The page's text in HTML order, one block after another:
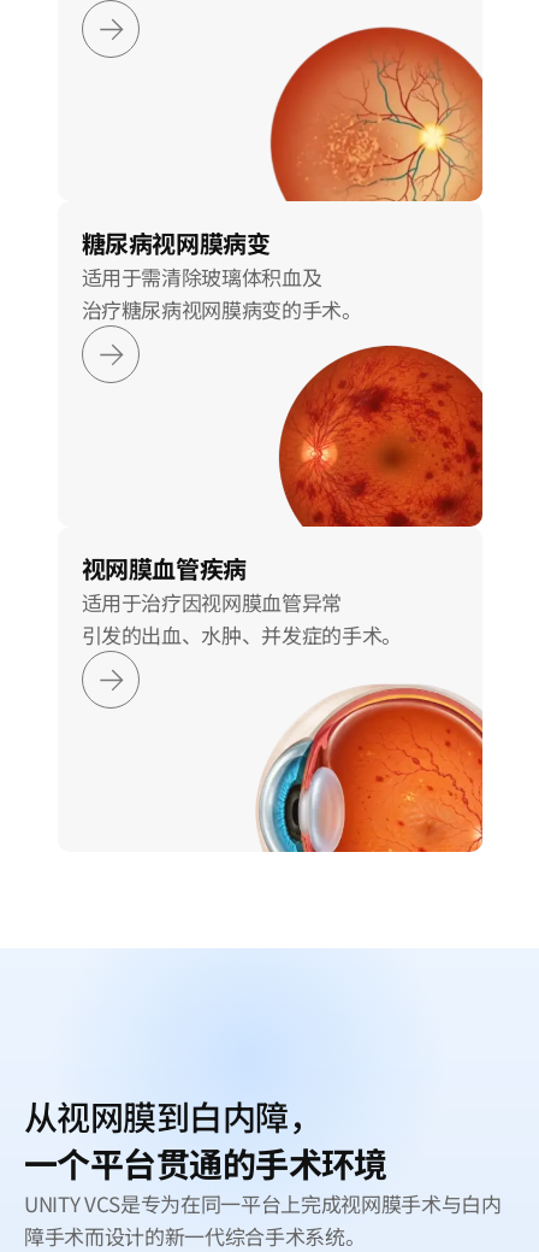
糖尿病视网膜病变
适用于需清除玻璃体积血及
治疗糖尿病视网膜病变的手术。
视网膜血管疾病
适用于治疗因视网膜血管异常
引发的出血、水肿、并发症的手术。
从视网膜到白内障，
一个平台贯通的手术环境
UNITY VCS是专为在同一平台上完成视网膜手术与白内
障手术而设计的新一代综合手术系统。